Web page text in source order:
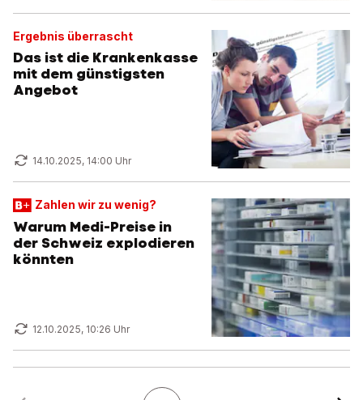
Ergebnis überrascht
Das ist die Krankenkasse
mit dem günstigsten
Angebot
14.10.2025, 14:00 Uhr
Zahlen wir zu wenig?
Warum Medi-Preise in
der Schweiz explodieren
könnten
12.10.2025, 10:26 Uhr